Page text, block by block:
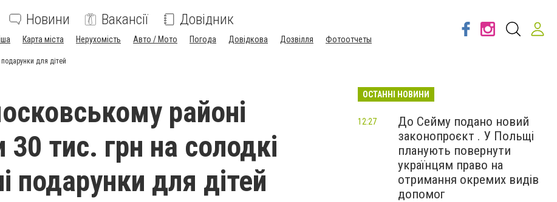
Новини Вакансії Довідник
Карта міста Нерухомість Авто / Мото Погода Довідкова Дозвілля Фотоотчеты
для дітей
районі
30 тис. грн на солодкі
подарунки для дітей
ОСТАННІ НОВИНИ
До Сейму подано новий
законопроєкт . У Польщі
планують повернути
українцям право на
отримання окремих видів
допомог
12:27